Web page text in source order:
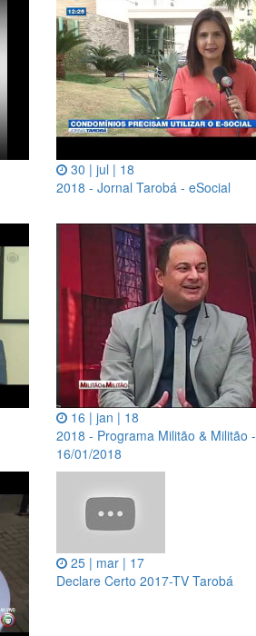
30 | jul | 18
2018 - Jornal Tarobá - eSocial
16 | jan | 18
2018 - Programa Militão & Militão -
16/01/2018
25 | mar | 17
Declare Certo 2017-TV Tarobá